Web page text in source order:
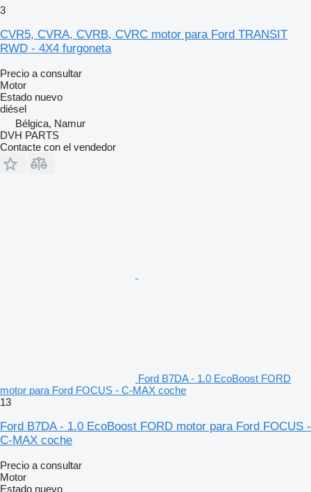
3
CVR5, CVRA, CVRB, CVRC motor para Ford TRANSIT
RWD - 4X4 furgoneta
Precio a consultar
Motor
Estado nuevo
diésel
Bélgica, Namur
DVH PARTS
Contacte con el vendedor
Ford B7DA - 1.0 EcoBoost FORD
motor para Ford FOCUS - C-MAX coche
13
Ford B7DA - 1.0 EcoBoost FORD motor para Ford FOCUS -
C-MAX coche
Precio a consultar
Motor
Estado nuevo